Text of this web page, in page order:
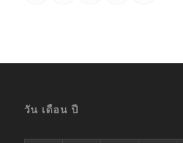
วัน เดือน ปี